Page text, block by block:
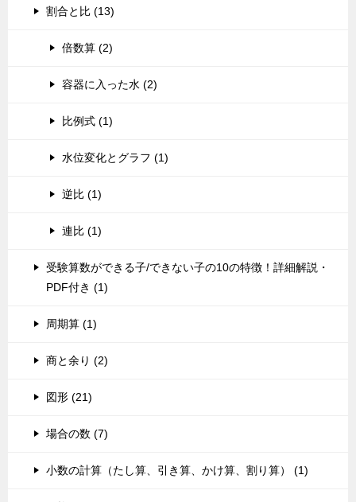
割合と比 (13)
倍数算 (2)
容器に入った水 (2)
比例式 (1)
水位変化とグラフ (1)
逆比 (1)
連比 (1)
受験算数ができる子/できない子の10の特徴！詳細解説・
PDF付き (1)
周期算 (1)
商と余り (2)
図形 (21)
場合の数 (7)
小数の計算（たし算、引き算、かけ算、割り算） (1)